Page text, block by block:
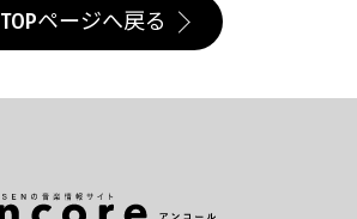
TOPページへ戻る